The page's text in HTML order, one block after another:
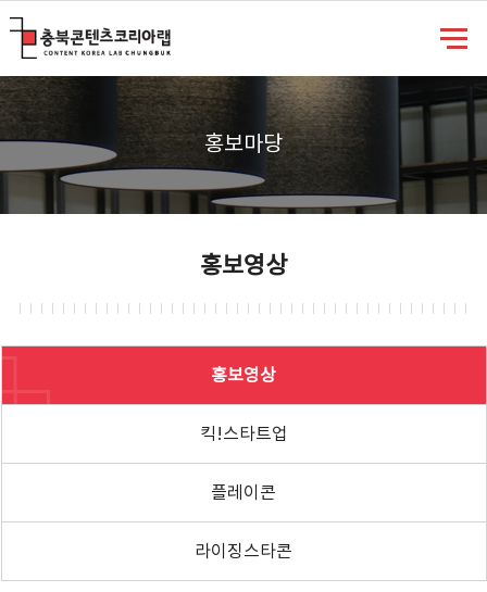
홍보마당
홍보영상
홍보영상
킥!스타트업
플레이콘
라이징스타콘